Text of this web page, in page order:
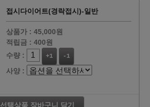
접시다이어트(경락접시)-일반
상품가 : 45,000원
적립금 : 400원
수량 :
+1 -1
사양 :
선택상품 장바구니 담기